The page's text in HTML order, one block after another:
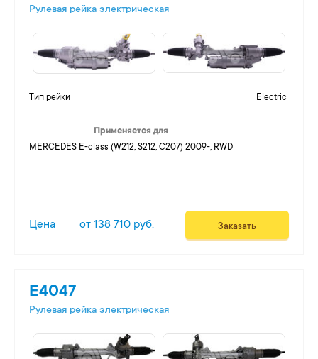
Рулевая рейка электрическая
Тип рейки Electric
Применяется для
MERCEDES E-class (W212, S212, C207) 2009-, RWD
Цена от 138 710 руб. Заказать
E4047
Рулевая рейка электрическая